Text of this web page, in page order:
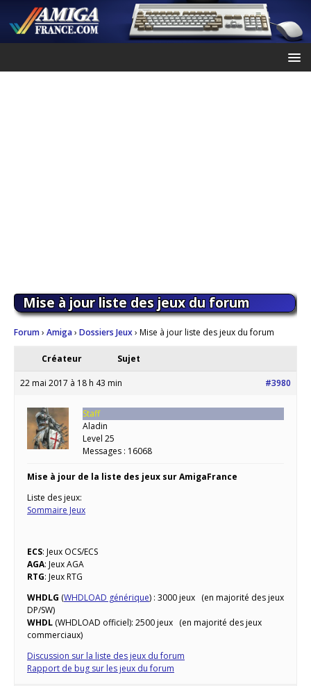
Mise à jour liste des jeux du forum
Forum› Amiga› Dossiers Jeux› Mise à jour liste des jeux du forum
Créateur Sujet
22 mai 2017 à 18 h 43 min #3980
Staff
Aladin
Level 25
Messages : 16068
Mise à jour de la liste des jeux sur AmigaFrance
Liste des jeux:
Sommaire Jeux
ECS: Jeux OCS/ECS
AGA: Jeux AGA
RTG: Jeux RTG
WHDLG (WHDLOAD générique) : 3000 jeux (en majorité des jeux
DP/SW)
WHDL (WHDLOAD officiel): 2500 jeux (en majorité des jeux
commerciaux)
Discussion sur la liste des jeux du forum
Rapport de bug sur les jeux du forum